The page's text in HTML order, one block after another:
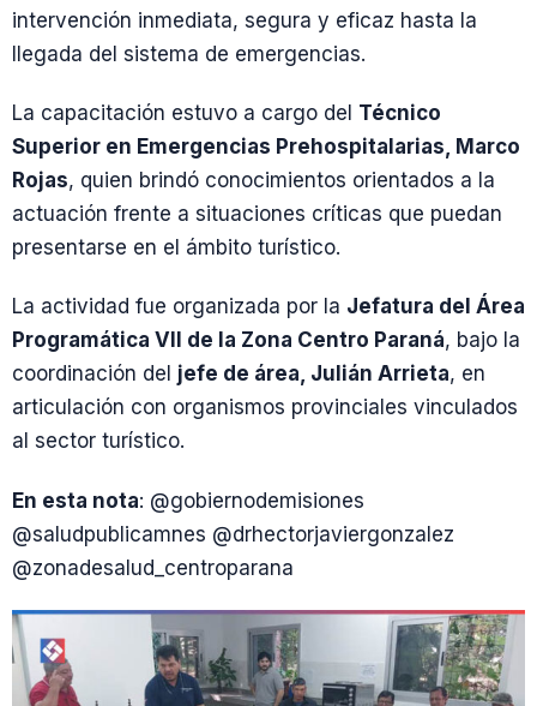
intervención inmediata, segura y eficaz hasta la
llegada del sistema de emergencias.
La capacitación estuvo a cargo del Técnico
Superior en Emergencias Prehospitalarias, Marco
Rojas, quien brindó conocimientos orientados a la
actuación frente a situaciones críticas que puedan
presentarse en el ámbito turístico.
La actividad fue organizada por la Jefatura del Área
Programática VII de la Zona Centro Paraná, bajo la
coordinación del jefe de área, Julián Arrieta, en
articulación con organismos provinciales vinculados
al sector turístico.
En esta nota: @gobiernodemisiones
@saludpublicamnes @drhectorjaviergonzalez
@zonadesalud_centroparana